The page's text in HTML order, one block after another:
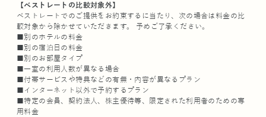
【ベストレートの比較対象外】
ベストレートでのご提供をお約束するに当たり、次の場合は料金の比
較対象から除かせていただきます。 予めご了承ください。
■別のホテルの料金
■別の宿泊日の料金
■別のお部屋タイプ
■一室の利用人数が異なる場合
■付帯サービスや特典などの有無・内容が異なるプラン
■インターネット以外で予約するプラン
■特定の会員、契約法人、株主優待等、限定された利用者のための専
用料金